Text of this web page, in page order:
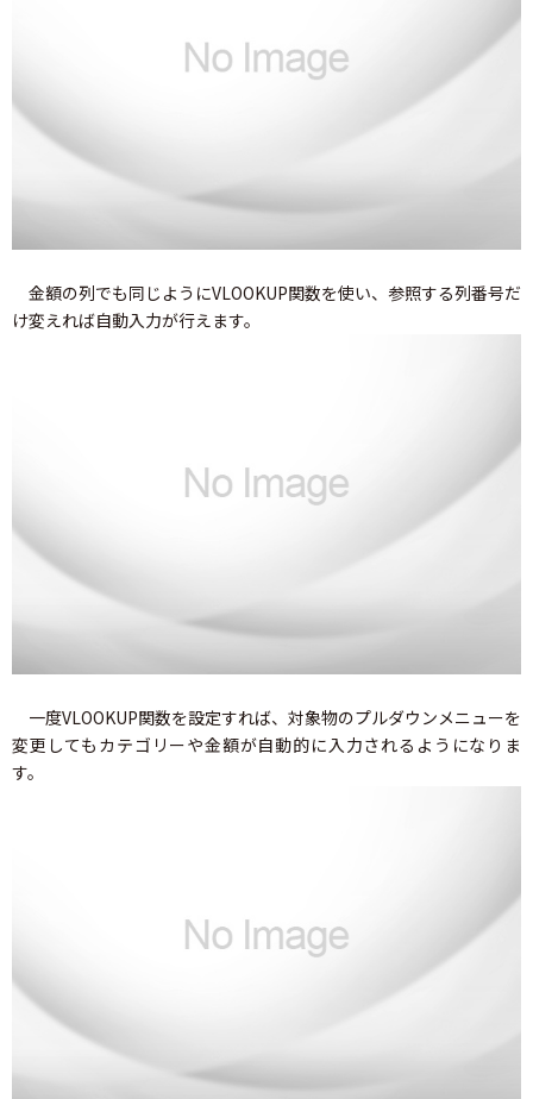
金額の列でも同じようにVLOOKUP関数を使い、参照する列番号だ
け変えれば自動入力が行えます。
一度VLOOKUP関数を設定すれば、対象物のプルダウンメニューを
変更してもカテゴリーや金額が自動的に入力されるようになりま
す。